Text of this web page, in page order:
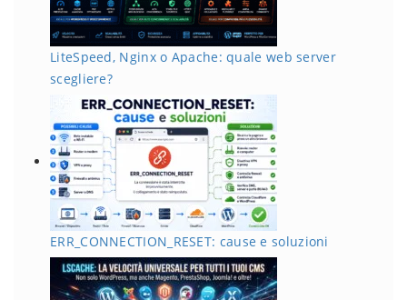
LiteSpeed, Nginx o Apache: quale web server
scegliere?
ERR_CONNECTION_RESET: cause e soluzioni